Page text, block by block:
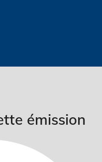
émission